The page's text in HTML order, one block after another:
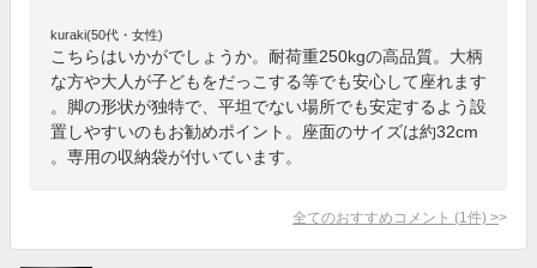
kuraki(50代・女性)
こちらはいかがでしょうか。耐荷重250kgの高品質。大柄
な方や大人が子どもをだっこする等でも安心して座れます
。脚の形状が独特で、平坦でない場所でも安定するよう設
置しやすいのもお勧めポイント。座面のサイズは約32cm
。専用の収納袋が付いています。
全てのおすすめコメント (1 件) >